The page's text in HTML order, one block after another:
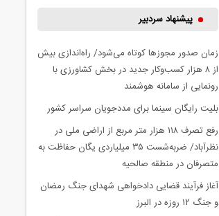
پیشنهاد سردبیر
زمان صدور مجوزها کوتاه می‌شود/ راه‌اندازی بیش
از ۸ هزار کسب‌وکار جدید در بخش کشاورزی با
رونمایی از سامانه هوشمند
بلیت رایگان سینما برای مددجویان سراسر کشور
رفع تصرف ۱۱۸ هزار متر مربع از اراضی ملی در
نظرآباد/ ضربه‌شست ۳۵ میلیاردی یگان حفاظت به
متصرفان در منطقه صالحیه
آغاز فرآیند قضایی دادخواهی شهدای جنگ رمضان
و جنگ ۱۲ روزه در البرز